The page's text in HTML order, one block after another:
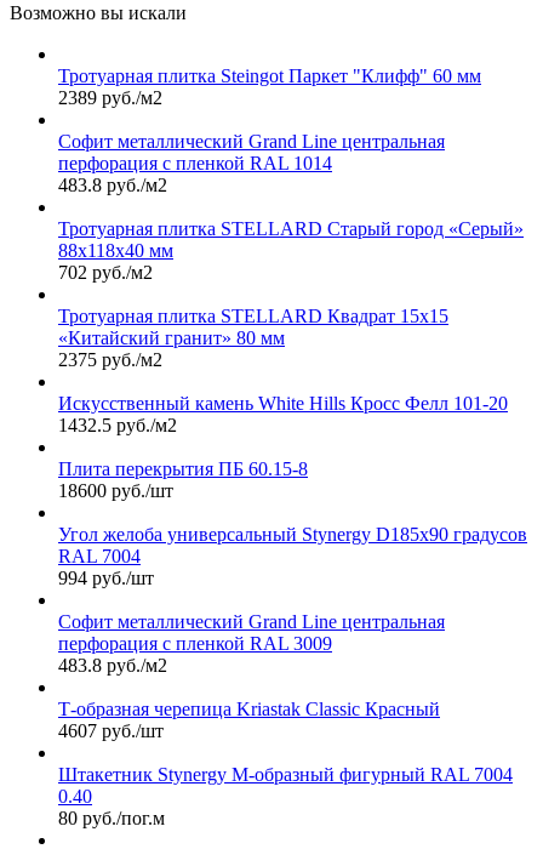
Возможно вы искали
Тротуарная плитка Steingot Паркет "Клифф" 60 мм
2389 руб./м2
Софит металлический Grand Line центральная
перфорация с пленкой RAL 1014
483.8 руб./м2
Тротуарная плитка STELLARD Старый город «Серый»
88х118х40 мм
702 руб./м2
Тротуарная плитка STELLARD Квадрат 15х15
«Китайский гранит» 80 мм
2375 руб./м2
Искусственный камень White Hills Кросс Фелл 101-20
1432.5 руб./м2
Плита перекрытия ПБ 60.15-8
18600 руб./шт
Угол желоба универсальный Stynergy D185х90 градусов
RAL 7004
994 руб./шт
Софит металлический Grand Line центральная
перфорация с пленкой RAL 3009
483.8 руб./м2
Т-образная черепица Kriastak Classic Красный
4607 руб./шт
Штакетник Stynergy М-образный фигурный RAL 7004
0.40
80 руб./пог.м